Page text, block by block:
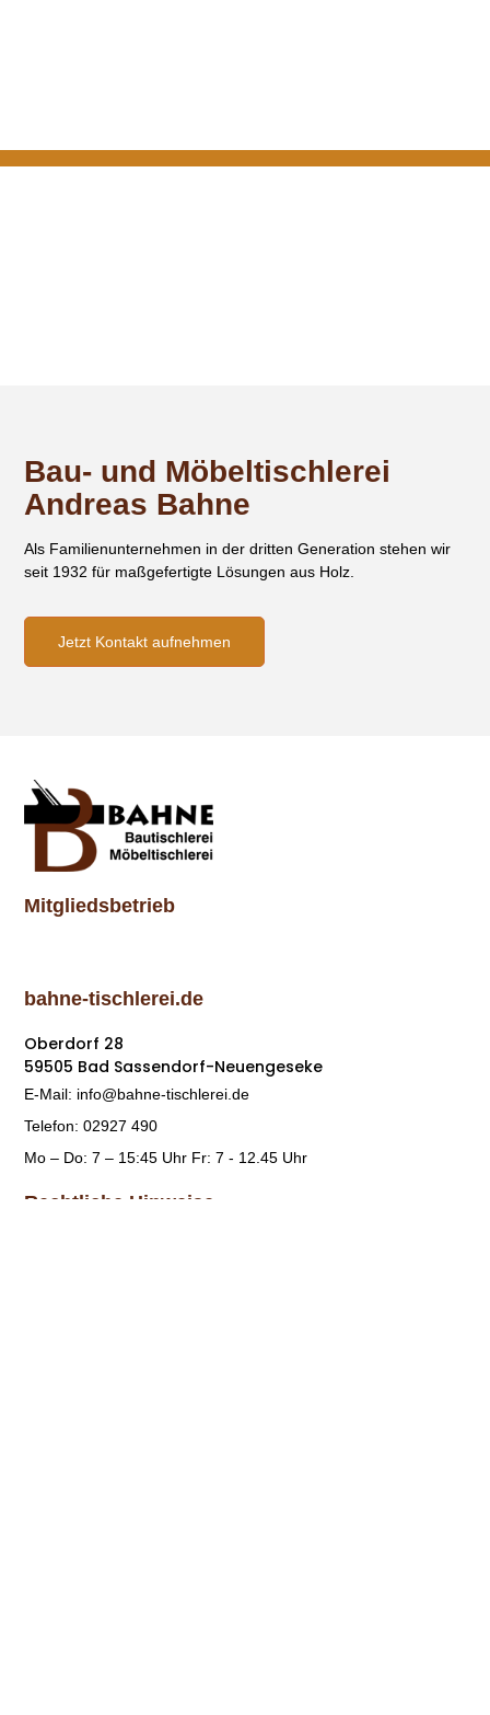
Bau- und Möbeltischlerei
Andreas Bahne
Als Familienunternehmen in der dritten Generation stehen wir
seit 1932 für maßgefertigte Lösungen aus Holz.
Jetzt Kontakt aufnehmen
Mitgliedsbetrieb
bahne-tischlerei.de
Oberdorf 28
59505 Bad Sassendorf-Neuengeseke
E-Mail: info@bahne-tischlerei.de
Telefon: 02927 490
Mo – Do: 7 – 15:45 Uhr Fr: 7 - 12.45 Uhr
Rechtliche Hinweise